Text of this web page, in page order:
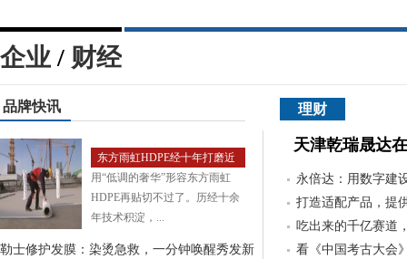
企业 / 财经
品牌快讯
东方雨虹HDPE经十年打磨近
三年平均增长
用“低调的奢华”形容东方雨虹
HDPE再贴切不过了。历经十余
年技术积淀，...
勒士修护发膜：染烫急救，一分钟唤醒秀发新
理财
天津乾瑞晟达
永倍达：用数字建
打造适配产品，提
吃出来的千亿赛道
看《中国考古大会